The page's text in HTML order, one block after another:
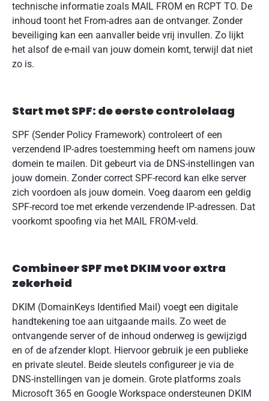
technische informatie zoals MAIL FROM en RCPT TO. De
inhoud toont het From-adres aan de ontvanger. Zonder
beveiliging kan een aanvaller beide vrij invullen. Zo lijkt
het alsof de e-mail van jouw domein komt, terwijl dat niet
zo is.
Start met SPF: de eerste controlelaag
SPF (Sender Policy Framework) controleert of een
verzendend IP-adres toestemming heeft om namens jouw
domein te mailen. Dit gebeurt via de DNS-instellingen van
jouw domein. Zonder correct SPF-record kan elke server
zich voordoen als jouw domein. Voeg daarom een geldig
SPF-record toe met erkende verzendende IP-adressen. Dat
voorkomt spoofing via het MAIL FROM-veld.
Combineer SPF met DKIM voor extra
zekerheid
DKIM (DomainKeys Identified Mail) voegt een digitale
handtekening toe aan uitgaande mails. Zo weet de
ontvangende server of de inhoud onderweg is gewijzigd
en of de afzender klopt. Hiervoor gebruik je een publieke
en private sleutel. Beide sleutels configureer je via de
DNS-instellingen van je domein. Grote platforms zoals
Microsoft 365 en Google Workspace ondersteunen DKIM